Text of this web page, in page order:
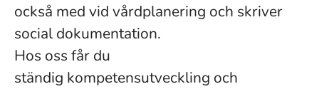
också med vid vårdplanering och skriver
social dokumentation.
Hos oss får du
ständig kompetensutveckling och